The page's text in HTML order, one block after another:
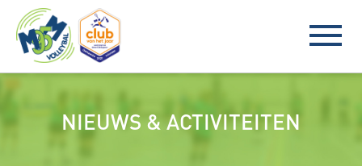
NIEUWS & ACTIVITEITEN